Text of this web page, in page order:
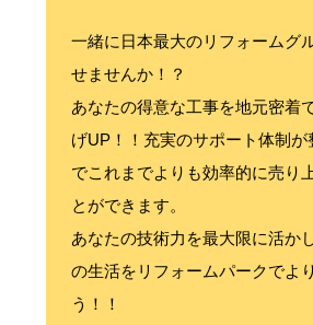
一緒に日本最大のリフォームグ
せませんか！？
あなたの得意な工事を地元密着
げUP！！充実のサポート体制が
でこれまでよりも効率的に売り
とができます。
あなたの技術力を最大限に活か
の生活をリフォームパークでよ
う！！